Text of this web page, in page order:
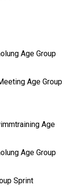
Age Group
Age Group
Age
Age Group
Sprint